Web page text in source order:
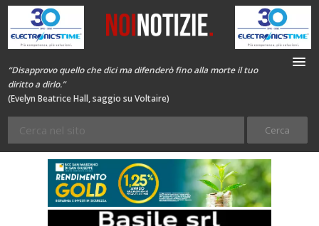
“Disapprovo quello che dici ma difenderò fino alla morte il tuo
diritto a dirlo.”
(Evelyn Beatrice Hall, saggio su Voltaire)